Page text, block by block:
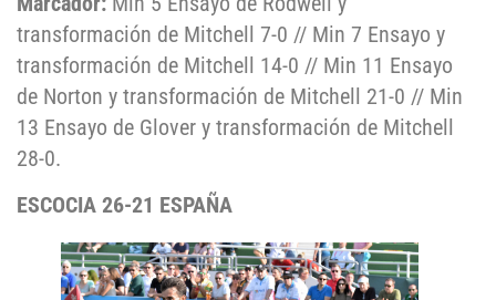
transformación de Mitchell 7-0 // Min 7 Ensayo y
transformación de Mitchell 14-0 // Min 11 Ensayo
de Norton y transformación de Mitchell 21-0 // Min
13 Ensayo de Glover y transformación de Mitchell
28-0.
ESCOCIA 26-21 ESPAÑA